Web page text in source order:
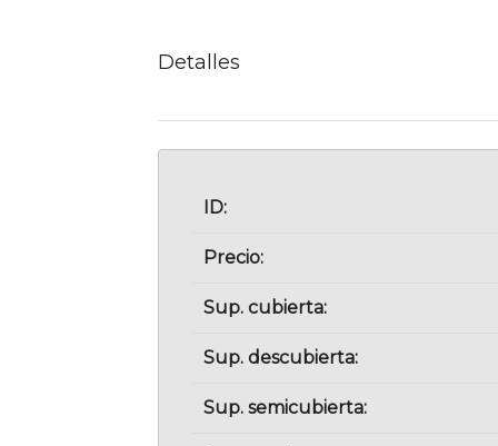
Detalles
ID:
Precio:
Sup. cubierta:
Sup. descubierta:
Sup. semicubierta: